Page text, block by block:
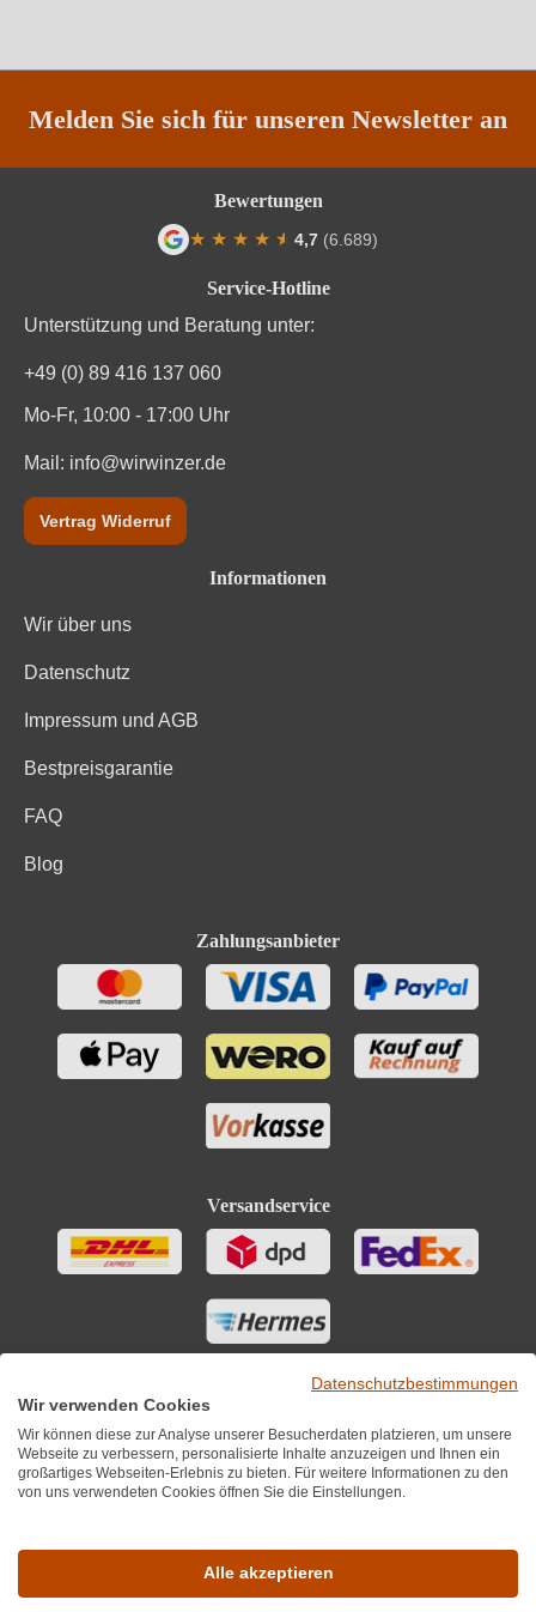
Traubenfarbe
Weinart Weißwein
Nährwertangaben
Durchschnittliche nährwertangaben
Kohlenhydrate
Kohlenhydrate davon Zucker
Zutaten
Melden Sie sich für unseren Newsletter an
Service-Hotline
Unterstützung und Beratung unter:
+49 (0) 89 416 137 060
Mo-Fr, 10:00 - 17:00 Uhr
Mail: info@wirwinzer.de
Vertrag Widerruf
Informationen
Wir über uns
Datenschutz
Impressum und AGB
Bestpreisgarantie
FAQ
Blog
Zahlungsanbieter
Versandservice
Bewertungen
★ ★ ★ ★ ★
★ 4,7 (6.689)
Datenschutzbestimmungen
Wir verwenden Cookies
Wir können diese zur Analyse unserer Besucherdaten platzieren, um unsere
Webseite zu verbessern, personalisierte Inhalte anzuzeigen und Ihnen ein
großartiges Webseiten-Erlebnis zu bieten. Für weitere Informationen zu den
von uns verwendeten Cookies öffnen Sie die Einstellungen.
Alle akzeptieren